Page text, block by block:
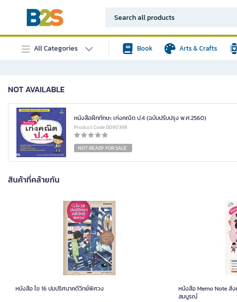
All Categories Book Arts & Crafts
NOT AVAILABLE
หนังสือฝึกทักษะ เก่งคณิต ป.4 (ฉบับปรับปรุง พ.ศ.2560)
Product Code D090398
NOT READY FOR SALE
สินค้าที่คล้ายกัน
หนังสือ ไข 16 ปมปริศนาคดีวิทย์พิศวง
หนังสือ Memo Note สั
สมบูรณ์